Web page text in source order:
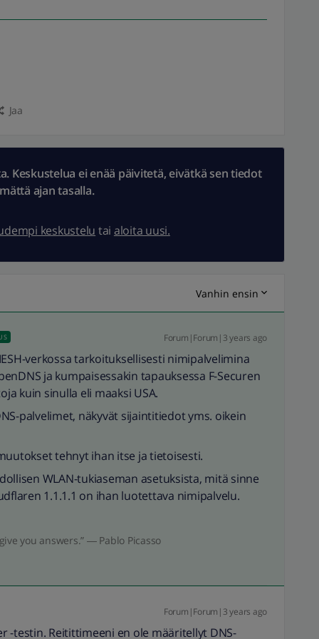
Jaa
Keskustelua ei enää päivitetä, eivätkä sen tiedot
ajan tasalla.
keskustelu tai aloita uusi.
Vanhin ensin
Forum|Forum|3 years ago
verkossa tarkoituksellisesti nimipalvelimina
ja kumpaisessakin tapauksessa F-Securen
kuin sinulla eli maaksi USA.
palvelimet, näkyvät sijaintitiedot yms. oikein
tehnyt ihan itse ja tietoisesti.
WLAN-tukiaseman asetuksista, mitä sinne
1.1.1.1 on ihan luotettava nimipalvelu.
you answers.” ― Pablo Picasso
Forum|Forum|3 years ago
-testin. Reitittimeeni en ole määritellyt DNS-